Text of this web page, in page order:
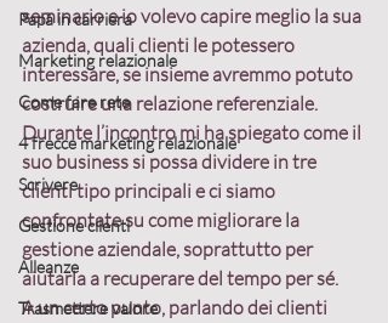
Papà in carriera
Marketing relazionale
Come fare rete
4 frecce marketing relazionale
Scrivere
Gestione clienti
Alleanze
Trasmettere valore
seminario e io volevo capire meglio la sua
azienda, quali clienti le potessero
interessare, se insieme avremmo potuto
costruire una relazione referenziale.
Durante l’incontro mi ha spiegato come il
suo business si possa dividere in tre
clienti tipo principali e ci siamo
confrontate su come migliorare la
gestione aziendale, soprattutto per
aiutarla a recuperare del tempo per sé.
A un certo punto, parlando dei clienti